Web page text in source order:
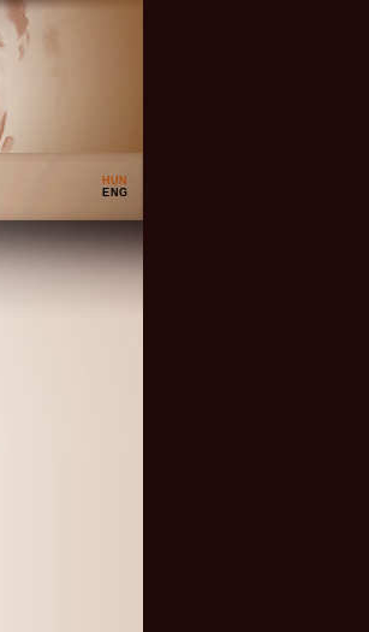
HUN
ENG